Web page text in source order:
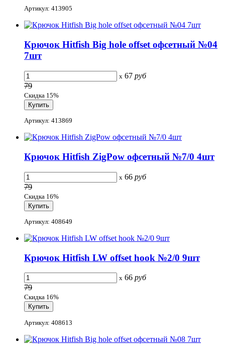
Артикул: 413905
Крючок Hitfish Big hole offset офсетный №04
7шт
x 67 руб
79
Скидка 15%
Артикул: 413869
Крючок Hitfish ZigPow офсетный №7/0 4шт
x 66 руб
79
Скидка 16%
Артикул: 408649
Крючок Hitfish LW offset hook №2/0 9шт
x 66 руб
79
Скидка 16%
Артикул: 408613